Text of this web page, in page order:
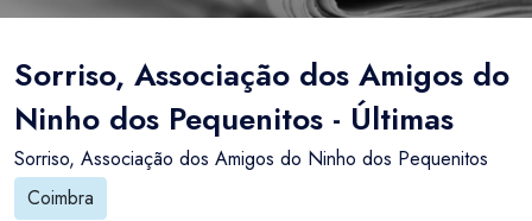
Notícias
Concelhos Vizinhos
Distrito
País
Sobre
Funcionalidades
As nossas Fontes
Perguntas Frequentes
Sorriso, Associação dos Amigos do
Ninho dos Pequenitos - Últimas
Sorriso, Associação dos Amigos do Ninho dos Pequenitos
Coimbra